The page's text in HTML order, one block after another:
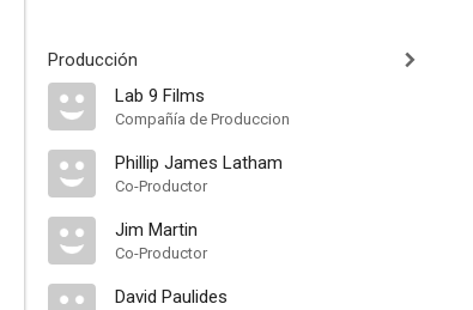
Producción
Lab 9 Films
Compañía de Produccion
Phillip James Latham
Co-Productor
Jim Martin
Co-Productor
David Paulides